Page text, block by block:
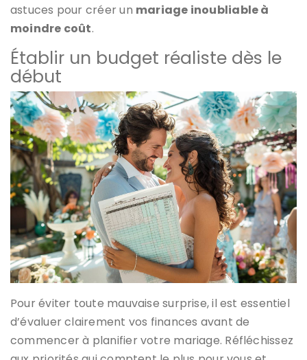
astuces pour créer un mariage inoubliable à
moindre coût.
Établir un budget réaliste dès le
début
Pour éviter toute mauvaise surprise, il est essentiel
d’évaluer clairement vos finances avant de
commencer à planifier votre mariage. Réfléchissez